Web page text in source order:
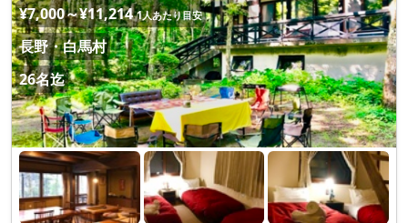
¥7,000～¥11,214 1人あたり目安
長野・白馬村
26名迄